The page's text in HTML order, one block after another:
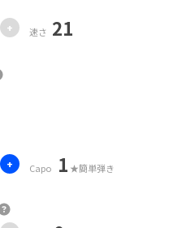
+ 速さ 21
+ Capo 1 ★簡単弾き